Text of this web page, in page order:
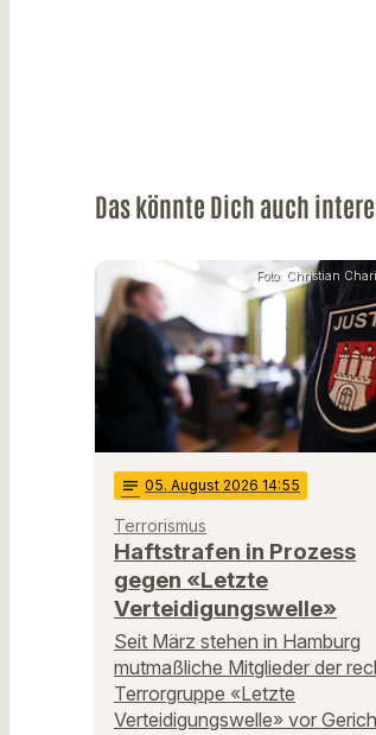
Das könnte Dich auch
Foto: Christian
notes 05. August 2026 14:55
Terrorismus
Haftstrafen in Prozess
gegen «Letzte
Verteidigungswelle»
Seit März stehen in Hamburg
mutmaßliche Mitglieder der
Terrorgruppe «Letzte
Verteidigungswelle» vor